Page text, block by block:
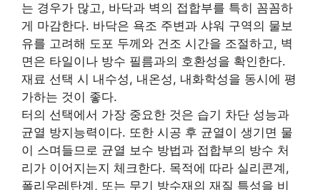
는 경우가 많고, 바닥과 벽의 접합부를 특히 꼼꼼하
게 마감한다. 바닥은 욕조 주변과 샤워 구역의 물보
유를 고려해 도포 두께와 건조 시간을 조절하고, 벽
면은 타일이나 방수 필름과의 호환성을 확인한다.
재료 선택 시 내수성, 내온성, 내화학성을 동시에 평
가하는 것이 좋다.
터의 선택에서 가장 중요한 것은 습기 차단 성능과
균열 방지능력이다. 또한 시공 후 균열이 생기면 물
이 스며들므로 균열 보수 방법과 접합부의 방수 처
리가 이어지는지 체크한다. 목적에 따라 실리콘계,
폴리우레탄계, 또는 무기 방수재의 재질 특성을 비